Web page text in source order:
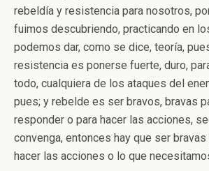
rebeldía y resistencia para nosotros,
fuimos descubriendo, practicando en
podemos dar, como se dice, teoría,
resistencia es ponerse fuerte, duro,
todo, cualquiera de los ataques del
pues; y rebelde es ser bravos, bravas
responder o para hacer las acciones,
convenga, entonces hay que ser
hacer las acciones o lo que